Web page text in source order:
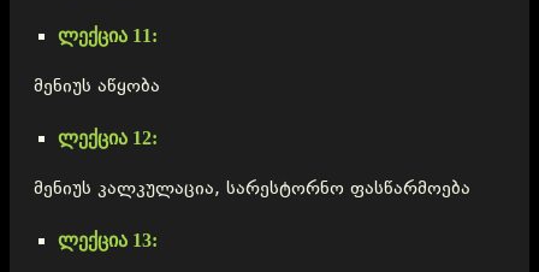
ლექცია 11:
მენიუს აწყობა
ლექცია 12:
მენიუს კალკულაცია, სარესტორნო ფასწარმოება
ლექცია 13: